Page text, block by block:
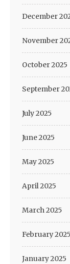
December
November
October 2025
September
July 2025
June 2025
May 2025
April 2025
March 2025
February 2025
January 2025